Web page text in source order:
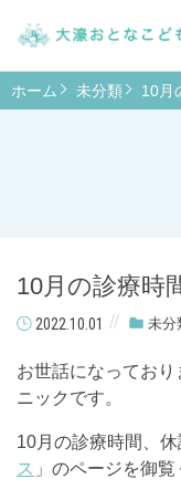
ホーム 未分類 10月
10月の診療時
2022.10.01 未分
お世話になってお
ニックです。
10月の診療時間、休
ス 」のページを御覧